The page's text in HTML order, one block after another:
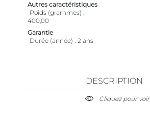
Autres caractéristiques
Poids (grammes)
400,00
Garantie
Durée (année)
2 ans
DESCRIPTION
Cliquez pour voir